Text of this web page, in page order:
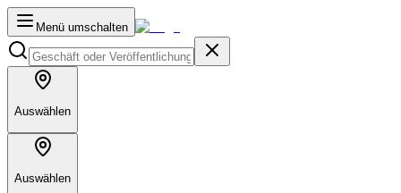
Menü umschalten
Auswählen
Auswählen